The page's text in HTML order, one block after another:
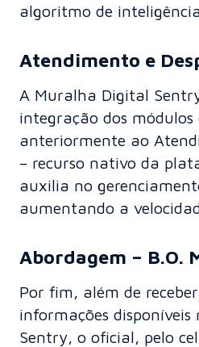
algoritmo de
Atendimento e
A Muralha Digital
integração dos módulos
anteriormente ao
– recurso nativo da
auxilia no
aumentando a
Abordagem – B.O.
Por fim, além de
informações
Sentry, o oficial, pelo